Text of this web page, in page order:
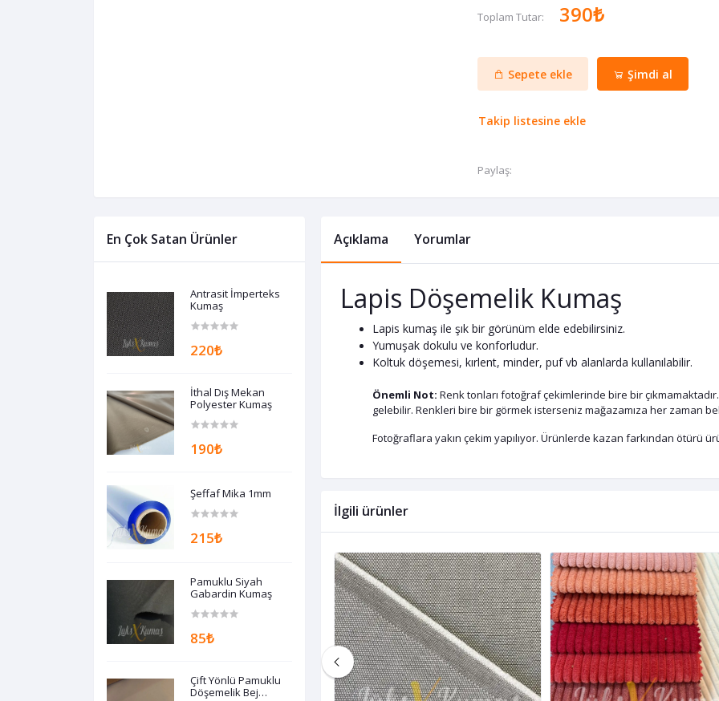
Toplam Tutar: 390₺
Sepete ekle Şimdi al
Takip listesine ekle
Paylaş:
En Çok Satan Ürünler
Antrasit İmperteks
Kumaş
220₺
İthal Dış Mekan
Polyester Kumaş
190₺
Şeffaf Mika 1mm
215₺
Pamuklu Siyah
Gabardin Kumaş
85₺
Çift Yönlü Pamuklu
Döşemelik Bej
Açıklama Yorumlar
Lapis Döşemelik Kumaş
Lapis kumaş ile şık bir görünüm elde edebilirsiniz.
Yumuşak dokulu ve konforludur.
Koltuk döşemesi, kırlent, minder, puf vb alanlarda kullanılabilir.
Önemli Not: Renk tonları fotoğraf çekimlerinde bire bir
gelebilir. Renkleri bire bir görmek isterseniz mağazamıza her zaman
Fotoğraflara yakın çekim yapılıyor. Ürünlerde kazan farkından ötürü
İlgili ürünler